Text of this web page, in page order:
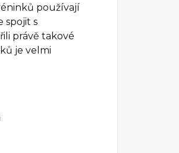
používají
spojit s
právě takové
je velmi